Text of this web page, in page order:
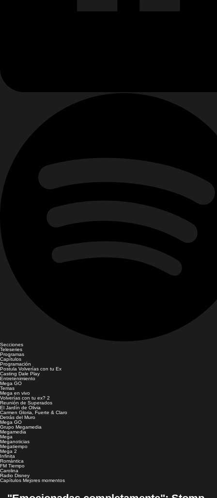
Secciones
Teleseries
Programas
Capítulos
Programación
Postula Volverías con tu Ex
Casting Dale Play
Entretenimiento
Mega GO
Temas
Mega en vivo
Volverías con tu ex? 2
Reunión de Superados
El Jardín de Olivia
Carmen Gloria, Fuerte & Claro
Detrás del Muro
Mega GO
Grupo Megamedia
Megamedia
Mega
Meganoticias
Megatiempo
Mega 2
Infinita
Romántica
FM Tiempo
Carolina
Radio Disney
Capítulos Mejores momentos